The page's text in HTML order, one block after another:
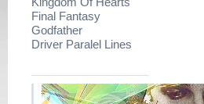
Final Fantasy
Godfather
Driver Paralel Lines